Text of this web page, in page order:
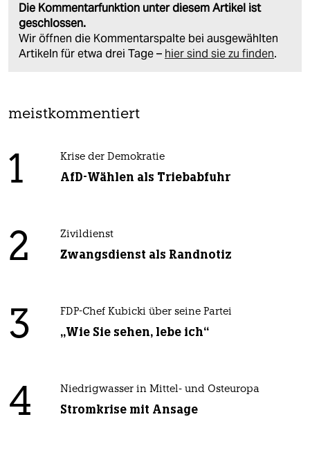
Die Kommentarfunktion unter diesem Artikel ist
geschlossen.
Wir öffnen die Kommentarspalte bei ausgewählten
Artikeln für etwa drei Tage – hier sind sie zu finden.
meistkommentiert
1 Krise der Demokratie
AfD-Wählen als Triebabfuhr
2 Zivildienst
Zwangsdienst als Randnotiz
3 FDP-Chef Kubicki über seine Partei
„Wie Sie sehen, lebe ich“
4 Niedrigwasser in Mittel- und Osteuropa
Stromkrise mit Ansage